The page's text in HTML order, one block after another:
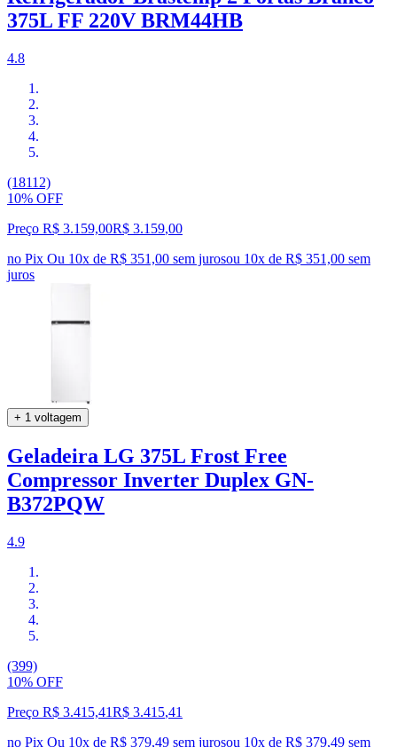
375L FF 220V BRM44HB
4.8
(18112)
10% OFF
Preço R$ 3.159,00R$ 3.159,00
no Pix Ou 10x de R$ 351,00 sem jurosou 10x de R$ 351,00 sem
juros
+ 1 voltagem
Geladeira LG 375L Frost Free
Compressor Inverter Duplex GN-
B372PQW
4.9
(399)
10% OFF
Preço R$ 3.415,41R$ 3.415,41
no Pix Ou 10x de R$ 379,49 sem jurosou 10x de R$ 379,49 sem